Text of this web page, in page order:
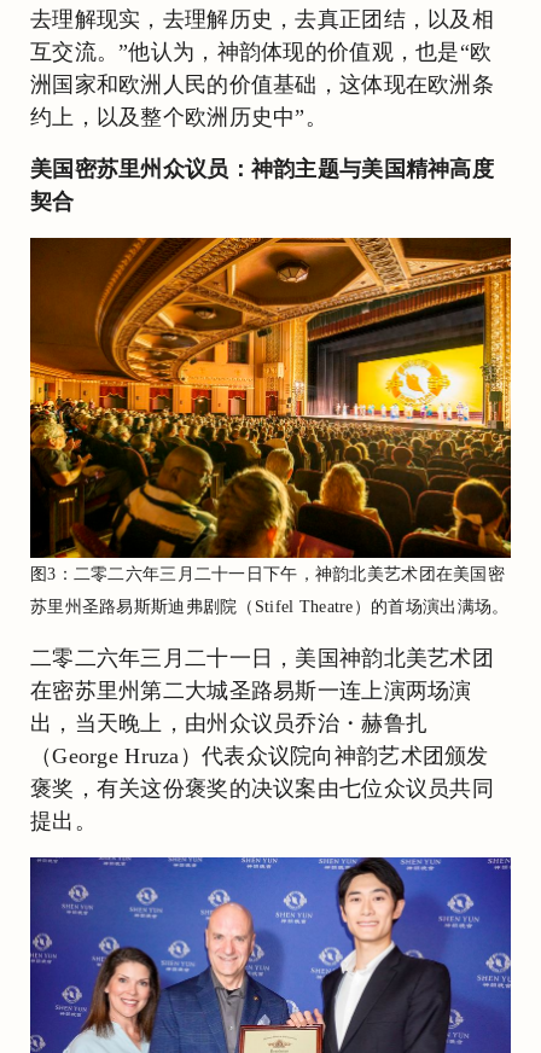
去理解现实，去理解历史，去真正团结，以及相
互交流。”他认为，神韵体现的价值观，也是“欧
洲国家和欧洲人民的价值基础，这体现在欧洲条
约上，以及整个欧洲历史中”。
美国密苏里州众议员：神韵主题与美国精神高度
契合
图3：二零二六年三月二十一日下午，神韵北美艺术团在美国密
苏里州圣路易斯斯迪弗剧院（Stifel Theatre）的首场演出满场。
二零二六年三月二十一日，美国神韵北美艺术团
在密苏里州第二大城圣路易斯一连上演两场演
出，当天晚上，由州众议员乔治・赫鲁扎
（George Hruza）代表众议院向神韵艺术团颁发
褒奖，有关这份褒奖的决议案由七位众议员共同
提出。